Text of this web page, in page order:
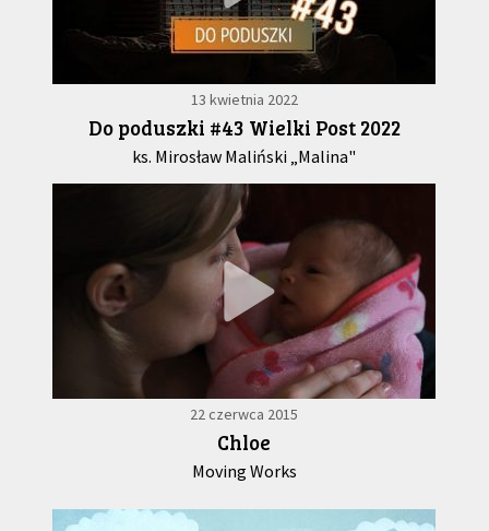
13 kwietnia 2022
Do poduszki #43 Wielki Post 2022
ks. Mirosław Maliński „Malina"
22 czerwca 2015
Chloe
Moving Works